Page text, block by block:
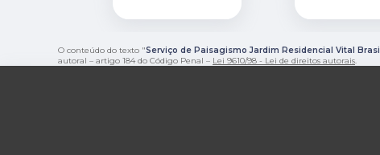
O conteúdo do texto "Serviço de Paisagismo Jardim Residencial Vital Brasil
autoral – artigo 184 do Código Penal – Lei 9610/98 - Lei de direitos autorais.